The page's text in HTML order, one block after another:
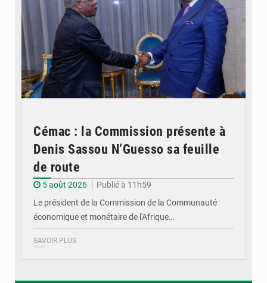
Cémac : la Commission présente à
Denis Sassou N’Guesso sa feuille
de route
5 août 2026
Publié à 11h59
Le président de la Commission de la Communauté
économique et monétaire de l'Afrique…
SAVOIR PLUS